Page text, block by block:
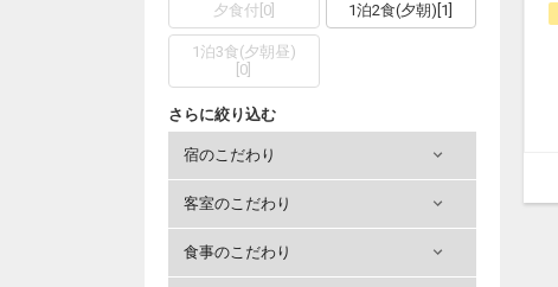
夕食付 0] 1泊2食(夕朝) 1
1泊3食(夕朝昼)
0
さらに絞り込む
宿のこだわり
客室のこだわり
食事のこだわり